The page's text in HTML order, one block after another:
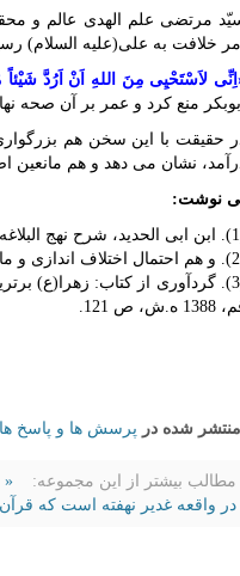
مرتضی علم الهدی عالم و
خلافت به علی(علیه السلام)
لاَسْتَحْیِی مِنَ اللهِ اَنْ اَرُدَّ
منع کرد و عمر بر آن صحه
حقیقت با این سخن هم
نشان می دهد و هم
نوشت:
(3). گردآوری از کتاب: زهرا(ع)
ه.ش، ص 121.
منتشر شده در پرسش ها و پاسخ ها
مطالب بیشتر از این مجموعه: «
در واقعه غدیر نهفته است که قرآن